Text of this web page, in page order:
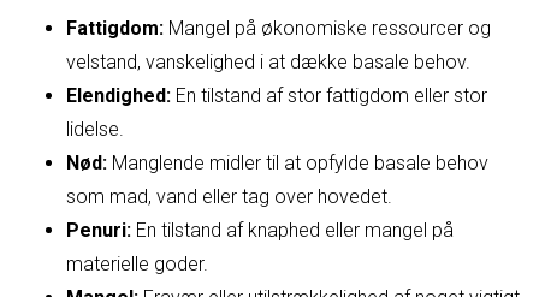
Fattigdom: Mangel på økonomiske ressourcer og
velstand, vanskelighed i at dække basale behov.
Elendighed: En tilstand af stor fattigdom eller stor
lidelse.
Nød: Manglende midler til at opfylde basale behov
som mad, vand eller tag over hovedet.
Penuri: En tilstand af knaphed eller mangel på
materielle goder.